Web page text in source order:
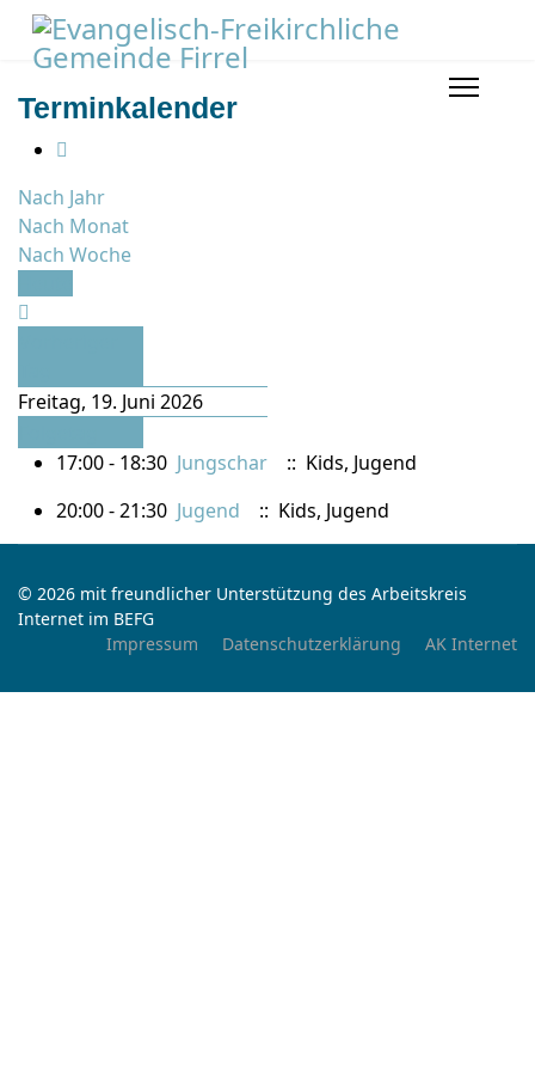
Terminkalender
Nach Jahr
Nach Monat
Nach Woche
Freitag, 19. Juni 2026
17:00 - 18:30 Jungschar
:: Kids, Jugend
20:00 - 21:30 Jugend :: Kids, Jugend
© 2026 mit freundlicher Unterstützung des Arbeitskreis
Internet im BEFG
Impressum
Datenschutzerklärung AK Internet